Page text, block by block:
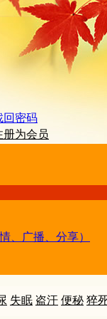
回密码
册为会员
、广播、分享）
失眠 盗汗 便秘 猝